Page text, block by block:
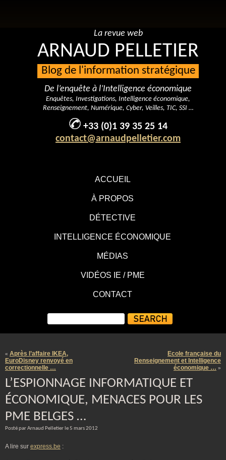
ACCUEIL
À PROPOS
DÉTECTIVE
INTELLIGENCE ÉCONOMIQUE
MÉDIAS
VIDÉOS IE / PME
CONTACT
La revue web
ARNAUD PELLETIER
Blog de l'information stratégique
De l’enquête à l’Intelligence économique
Enquêtes, Investigations, Intelligence économique,
Renseignement, Numérique, Cyber, Veilles, TIC, SSI …
+33 (0)1 39 35 25 14
contact@arnaudpelletier.com
« Après l’affaire IKEA,
EuroDisney renvoyé en
correctionnelle …
Ecole française du
Renseignement et Intelligence
économique … »
L’ESPIONNAGE INFORMATIQUE ET
ÉCONOMIQUE, MENACES POUR LES
PME BELGES …
Posté par Arnaud Pelletier le 5 mars 2012
A lire sur express.be :